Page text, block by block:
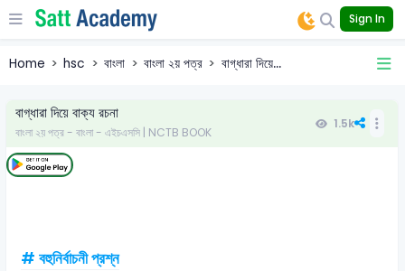
Sign In
Home hsc বাংলা বাংলা ২য় পত্র বাগ্‌ধারা দিয়ে...
বাগ্‌ধারা দিয়ে বাক্য রচনা
বাংলা ২য় পত্র - বাংলা - এইচএসসি | NCTB BOOK
1.5k
# বহুনির্বাচনী প্রশ্ন